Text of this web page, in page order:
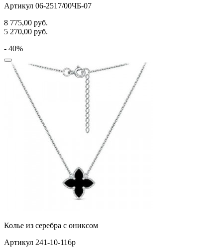
Артикул 06-2517/00ЧБ-07
8 775,00 руб.
5 270,00 руб.
- 40%
Колье из серебра с ониксом
Артикул 241-10-116р